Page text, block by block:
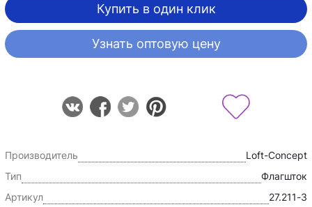
Купить в один клик
Узнать оптовую цену
Производитель
Loft-Concept
Тип
Флагшток
Артикул
27.211-3